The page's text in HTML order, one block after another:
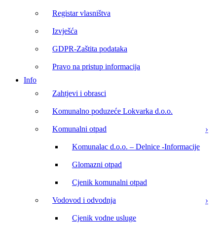
Registar vlasništva
Izvješća
GDPR-Zaštita podataka
Pravo na pristup informacija
Info
Zahtjevi i obrasci
Komunalno poduzeće Lokvarka d.o.o.
Komunalni otpad
Komunalac d.o.o. – Delnice -Informacije
Glomazni otpad
Cjenik komunalni otpad
Vodovod i odvodnja
Cjenik vodne usluge